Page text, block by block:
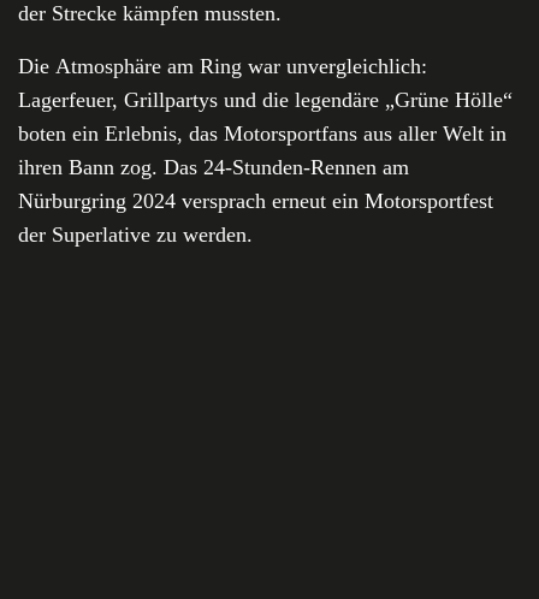
der Strecke kämpfen mussten.
Die Atmosphäre am Ring war unvergleichlich:
Lagerfeuer, Grillpartys und die legendäre „Grüne Hölle“
boten ein Erlebnis, das Motorsportfans aus aller Welt in
ihren Bann zog. Das 24-Stunden-Rennen am
Nürburgring 2024 versprach erneut ein Motorsportfest
der Superlative zu werden.